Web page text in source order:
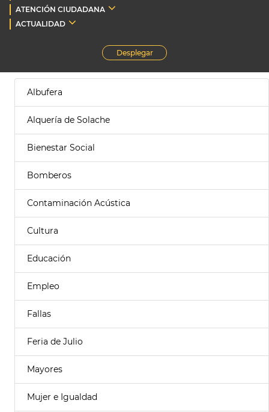
ATENCIÓN CIUDADANA
ACTUALIDAD
Desplegar
Albufera
Alquería de Solache
Bienestar Social
Bomberos
Contaminación Acústica
Cultura
Educación
Empleo
Fallas
Feria de Julio
Mayores
Mujer e Igualdad